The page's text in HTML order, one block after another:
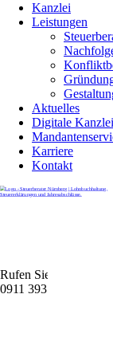
Kanzlei
Leistungen
Aktuelles
Digitale Kanzlei
Karriere
Kontakt
Rufen Sie uns gerne an
0911 39372790